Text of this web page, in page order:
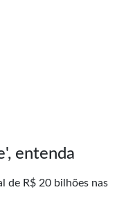
entenda
de R$ 20 bilhões nas